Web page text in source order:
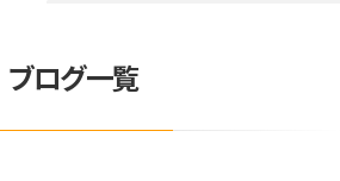
ブログ一覧